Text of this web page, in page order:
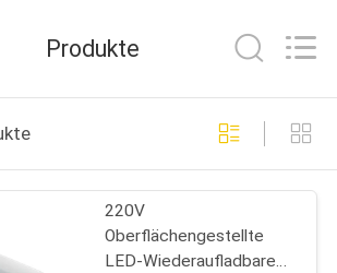
92
Produkte
220V
Oberflächengestellte
LED-Wiederaufladbare